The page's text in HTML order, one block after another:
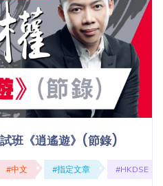
班《逍遙遊》(節錄)
#中文 #指定文章 #HKDSE